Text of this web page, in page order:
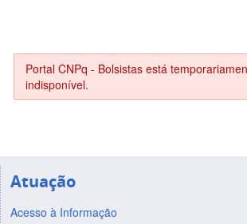
Portal CNPq - Bolsistas está
indisponível.
Atuação
Acesso à Informação